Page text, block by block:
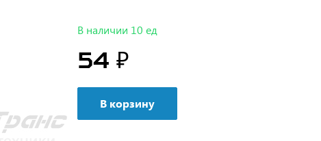
В наличии 10 ед
54 ₽
В корзину